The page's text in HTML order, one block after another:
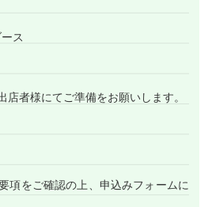
ス
者様にてご準備をお願いします。
項をご確認の上、申込みフォームに